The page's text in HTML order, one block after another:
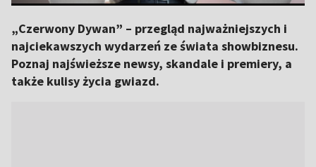
„Czerwony Dywan” – przegląd najważniejszych i
najciekawszych wydarzeń ze świata showbiznesu.
Poznaj najświeższe newsy, skandale i premiery, a
także kulisy życia gwiazd.